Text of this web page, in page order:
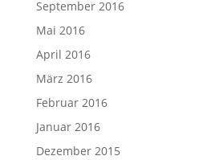
September 2016
Mai 2016
April 2016
März 2016
Februar 2016
Januar 2016
Dezember 2015